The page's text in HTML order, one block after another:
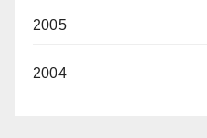
2005
2004